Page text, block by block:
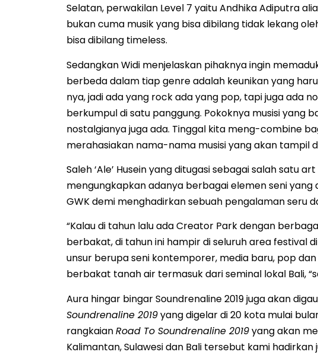
Selatan, perwakilan Level 7 yaitu Andhika Adiputra
bukan cuma musik yang bisa dibilang tidak lekang
bisa dibilang timeless.
Sedangkan Widi menjelaskan pihaknya ingin
berbeda dalam tiap genre adalah keunikan yang
nya, jadi ada yang rock ada yang pop, tapi juga ada
berkumpul di satu panggung. Pokoknya musisi yang
nostalgianya juga ada. Tinggal kita meng-combine
merahasiakan nama-nama musisi yang akan tampil
Saleh ‘Ale’ Husein yang ditugasi sebagai salah satu
mengungkapkan adanya berbagai elemen seni yang
GWK demi menghadirkan sebuah pengalaman seru
“Kalau di tahun lalu ada Creator Park dengan
berbakat, di tahun ini hampir di seluruh area festival
unsur berupa seni kontemporer, media baru, pop
berbakat tanah air termasuk dari seminal lokal Bali,
Aura hingar bingar Soundrenaline 2019 juga akan
Soundrenaline 2019yang digelar di 20 kota mulai
rangkaianRoad To Soundrenaline 2019yang akan
Kalimantan, Sulawesi dan Bali tersebut kami